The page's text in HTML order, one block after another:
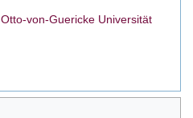
Otto-von-Guericke Universität